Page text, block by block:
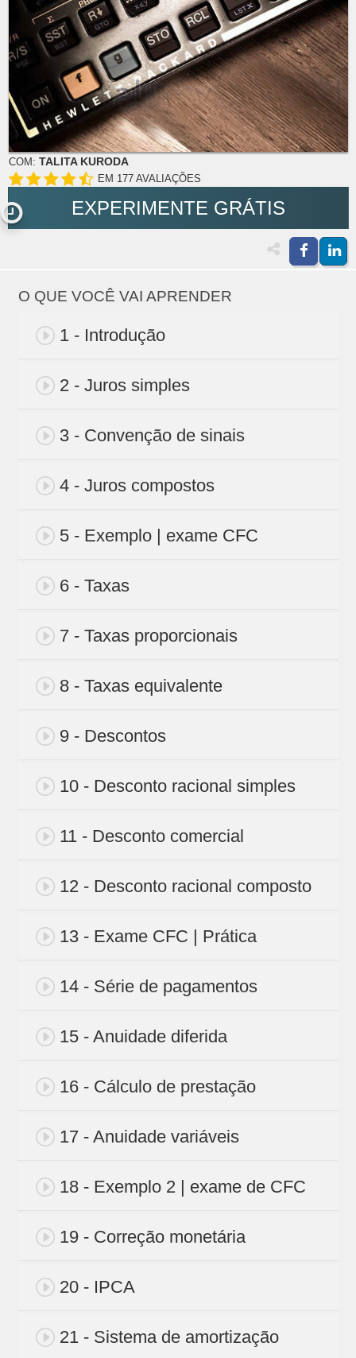
COM: TALITA KURODA
EM 177 AVALIAÇÕES
EXPERIMENTE GRÁTIS
O QUE VOCÊ VAI APRENDER
1 - Introdução
2 - Juros simples
3 - Convenção de sinais
4 - Juros compostos
5 - Exemplo | exame CFC
6 - Taxas
7 - Taxas proporcionais
8 - Taxas equivalente
9 - Descontos
10 - Desconto racional simples
11 - Desconto comercial
12 - Desconto racional composto
13 - Exame CFC | Prática
14 - Série de pagamentos
15 - Anuidade diferida
16 - Cálculo de prestação
17 - Anuidade variáveis
18 - Exemplo 2 | exame de CFC
19 - Correção monetária
20 - IPCA
21 - Sistema de amortização